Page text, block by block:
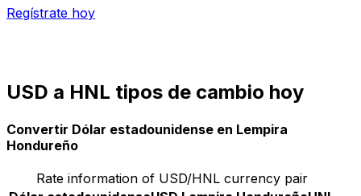
Regístrate hoy
USD a HNL tipos de cambio hoy
Convertir Dólar estadounidense en Lempira
Hondureño
Rate information of USD/HNL currency pair